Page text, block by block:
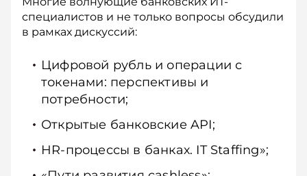
специалистов и не только вопросы обсудили
в рамках дискуссий:
Цифровой рубль и операции с
токенами: перспективы и
потребности;
Открытые банковские API;
HR-процессы в банках. IT Staffing»;